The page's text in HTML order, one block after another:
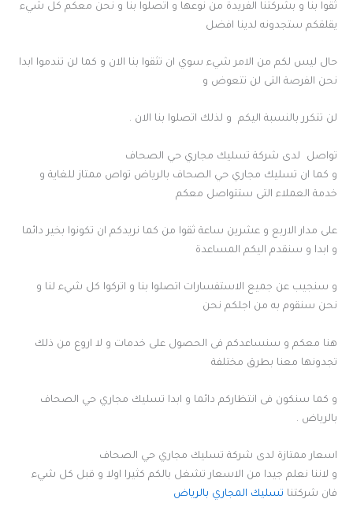
ثقوا بنا و بشركتنا الفريدة من نوعها و اتصلوا بنا و نحن معكم كل شيء
يقلقكم ستجدونه لدينا افضل
حال ليس لكم من الامر شيء سوي ان تثقوا بنا الان و كما لن تندموا ابدا
نحن الفرصة التى لن تتعوض و
لن تتكرر بالنسبة اليكم و لذلك اتصلوا بنا الان .
تواصل لدى شركة تسليك مجاري حي الصحاف
و كما ان تسليك مجاري حي الصحاف بالرياض تواص ممتاز للغاية و
خدمة العملاء التى ستتواصل معكم
على مدار الاربع و عشرين ساعة ثقوا من كما نريدكم ان تكونوا بخير دائما
و ابدا و سنقدم اليكم المساعدة
و سنجيب عن جميع الاستفسارات اتصلوا بنا و اتركوا كل شيء لنا و
نحن سنقوم به من اجلكم نحن
هنا معكم و سنساعدكم فى الحصول على خدمات و لا اروع من ذلك
تجدونها معنا بطرق مختلفة
و كما سنكون فى انتظاركم دائما و ابدا تسليك مجاري حي الصحاف
بالرياض .
اسعار ممتازة لدى شركة تسليك مجاري حي الصحاف
و لاننا نعلم جيدا من الاسعار تشغل بالكم كثيرا اولا و قبل كل شيء
فان شركتنا تسليك المجاري بالرياض